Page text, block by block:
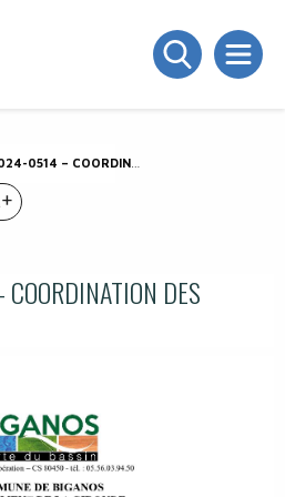
DES TRAVAUX DE VOIRIE
DES